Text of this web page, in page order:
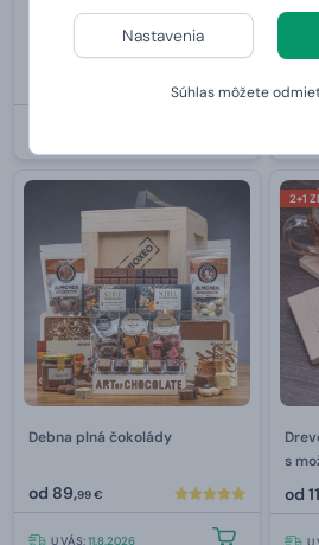
Nastavenia
Súhlas môžete
Kožená ploskačka - hnedá s
gravírovaním
od
Debna plná čokolády
od 89,99 €
U VÁS:11.8.2026
2+1
s
od